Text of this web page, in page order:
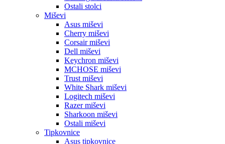
Ostali stolci
Miševi
Asus miševi
Cherry miševi
Corsair miševi
Dell miševi
Keychron miševi
MCHOSE miševi
Trust miševi
White Shark miševi
Logitech miševi
Razer miševi
Sharkoon miševi
Ostali miševi
Tipkovnice
Asus tipkovnice